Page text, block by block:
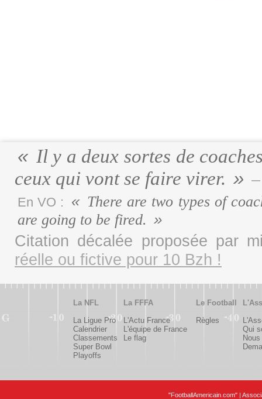
Il y a deux sortes de
ceux qui vont se faire virer.
En VO :
There are two types of
are going to be fired.
Citation décalée proposée par
réelle ou fictive pour 10 Bzh !
La NFL
La Ligue Pro
Calendrier
Classements
Super Bowl
Playoffs
La FFFA
L'Actu France
L'équipe de France
Le flag
Le Football
Règles
Qui
"FootballAmericain.com" |